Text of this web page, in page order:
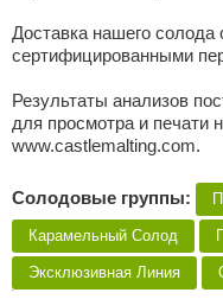
Доставка нашего солода
сертифицированными
Результаты анализов
для просмотра и печати
www.castlemalting.com.
Солодовые группы:
Карамельный Солод
Эксклюзивная Линия